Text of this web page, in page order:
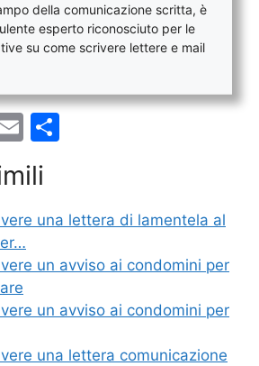
della comunicazione scritta, è
esperto riconosciuto per le
su come scrivere lettere e mail
E
m
ai
l
di
di
una lettera di lamentela al
un avviso ai condomini per
un avviso ai condomini per
una lettera comunicazione